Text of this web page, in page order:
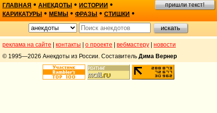
ГЛАВНАЯ • АНЕКДОТЫ • ИСТОРИИ •
КАРИКАТУРЫ • МЕМЫ • ФРАЗЫ • СТИШКИ •
пришли текст!
реклама на сайте контакты о проекте вебмастеру
новости
© 1995—2026 Анекдоты из России. Составитель Дима Вернер